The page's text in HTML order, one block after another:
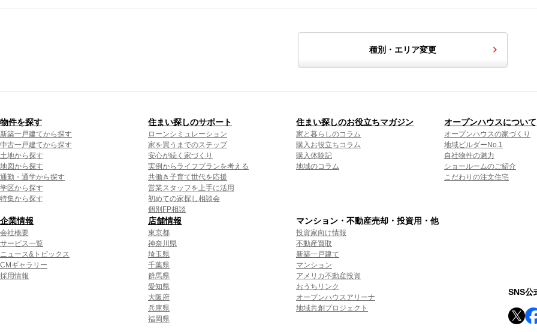
種別・エリア変更
物件を探す
新築一戸建てから探す
中古一戸建てから探す
土地から探す
地図から探す
通勤・通学から探す
学区から探す
特集から探す
住まい探しのサポート
ローンシミュレーション
家を買うまでのステップ
安心が続く家づくり
実例からライフプランを考える
共働き子育て世代を応援
営業スタッフを上手に活用
初めての家探し相談会
個別FP相談
住まい探しのお役立ちマガジン
家と暮らしのコラム
購入お役立ちコラム
購入体験記
地域のコラム
オープンハウスについて
オープンハウスの家づくり
地域ビルダーNo.1
自社物件の魅力
ショールームのご紹介
こだわりの注文住宅
企業情報
会社概要
サービス一覧
ニュース&トピックス
CMギャラリー
採用情報
店舗情報
東京都
神奈川県
埼玉県
千葉県
群馬県
愛知県
大阪府
兵庫県
福岡県
マンション・不動産売却・投資用・他
投資家向け情報
不動産買取
新築一戸建て
マンション
アメリカ不動産投資
おうちリンク
オープンハウスアリーナ
地域共創プロジェクト
SNS公